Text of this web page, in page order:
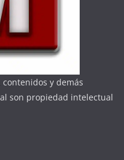
y demás
son propiedad intelectual